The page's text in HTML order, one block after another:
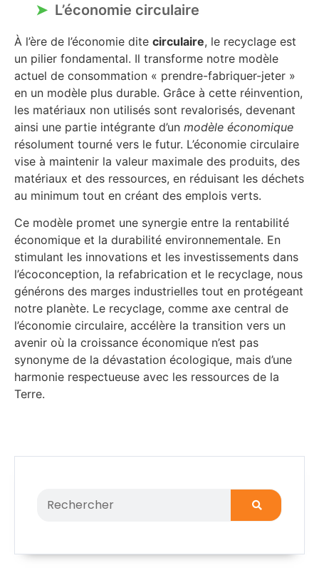
L’économie circulaire
À l’ère de l’économie dite circulaire, le recyclage est
un pilier fondamental. Il transforme notre modèle
actuel de consommation « prendre-fabriquer-jeter »
en un modèle plus durable. Grâce à cette réinvention,
les matériaux non utilisés sont revalorisés, devenant
ainsi une partie intégrante d’un modèle économique
résolument tourné vers le futur. L’économie circulaire
vise à maintenir la valeur maximale des produits, des
matériaux et des ressources, en réduisant les déchets
au minimum tout en créant des emplois verts.
Ce modèle promet une synergie entre la rentabilité
économique et la durabilité environnementale. En
stimulant les innovations et les investissements dans
l’écoconception, la refabrication et le recyclage, nous
générons des marges industrielles tout en protégeant
notre planète. Le recyclage, comme axe central de
l’économie circulaire, accélère la transition vers un
avenir où la croissance économique n’est pas
synonyme de la dévastation écologique, mais d’une
harmonie respectueuse avec les ressources de la
Terre.